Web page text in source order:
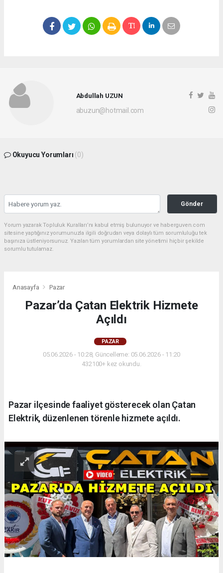
Abdullah UZUN
abuzun@hotmail.com
Okuyucu Yorumları (0)
Gönder
Yorum yazarak Topluluk Kuralları’nı kabul etmiş bulunuyor ve haberguven.com
sitesine yaptığınız yorumunuzla ilgili doğrudan veya dolaylı tüm sorumluluğu tek
başınıza üstleniyorsunuz. Yazılan tüm yorumlardan site yönetimi hiçbir şekilde
sorumlu tutulamaz.
Anasayfa Pazar
Pazar’da Çatan Elektrik Hizmete
Açıldı
PAZAR
05.06.2026 - 10:28, Güncelleme: 05.06.2026 - 11:20
432100+ kez okundu.
Pazar ilçesinde faaliyet gösterecek olan Çatan
Elektrik, düzenlenen törenle hizmete açıldı.